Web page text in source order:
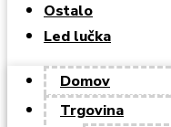
Ostalo
Led lučka
Domov
Trgovina